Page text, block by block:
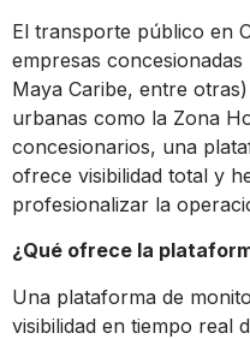
El transporte público en
empresas
Maya Caribe, entre
urbanas como la Zona
concesionarios, una
ofrece visibilidad total y
profesionalizar la
¿Qué ofrece la
Una plataforma de
visibilidad en tiempo real